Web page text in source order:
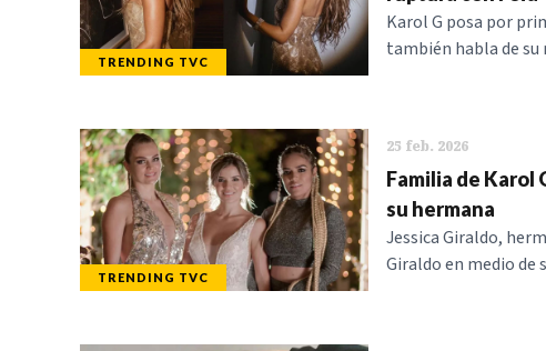
TRENDING TVC
Karol G posa por
también habla de
TRENDING TVC
25 feb. 2026
Familia de Karol
su hermana
Jessica Giraldo,
Giraldo en medio de